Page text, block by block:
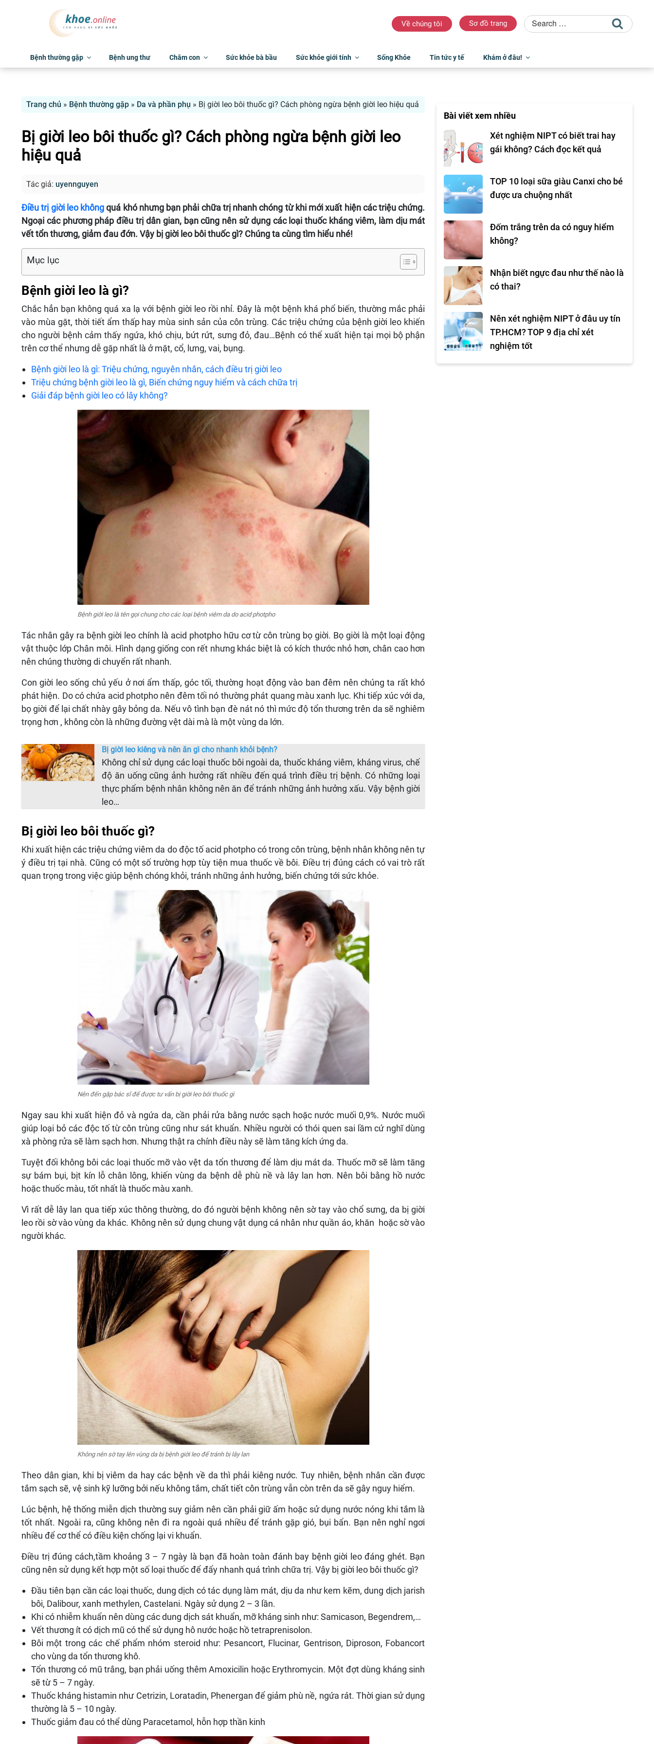
Về chúng tôi Sơ đồ trang
Bệnh thường gặp Bệnh ung thư Chăm con Sức khỏe bà bầu Sức khỏe giới tính Sống Khỏe Tin tức y tế Khám ở đâu!
Trang chủ » Bệnh thường gặp » Da và phần phụ » Bị giời leo bôi thuốc gì? Cách phòng ngừa bệnh giời leo hiệu quả
Bị giời leo bôi thuốc gì? Cách phòng ngừa bệnh giời leo
hiệu quả
Tác giả: uyennguyen
Điều trị giời leo khôngquá khó nhưng bạn phải chữa trị nhanh chóng từ khi mới xuất hiện các triệu chứng.
Ngoại các phương pháp điều trị dân gian, bạn cũng nên sử dụng các loại thuốc kháng viêm, làm dịu mát
vết tổn thương, giảm đau đớn. Vậy bị giời leo bôi thuốc gì? Chúng ta cùng tìm hiểu nhé!
Mục lục
Bệnh giời leo là gì?
Chắc hẳn bạn không quá xa lạ với bệnh giời leo rồi nhỉ. Đây là một bệnh khá phổ biến, thường mắc phải
vào mùa gặt, thời tiết ẩm thấp hay mùa sinh sản của côn trùng. Các triệu chứng của bệnh giời leo khiến
cho người bệnh cảm thấy ngứa, khó chịu, bứt rứt, sưng đỏ, đau…Bệnh có thể xuất hiện tại mọi bộ phận
trên cơ thể nhưng dễ gặp nhất là ở mặt, cổ, lưng, vai, bụng.
Bệnh giời leo là gì: Triệu chứng, nguyên nhân, cách điều trị giời leo
Triệu chứng bệnh giời leo là gì, Biến chứng nguy hiểm và cách chữa trị
Giải đáp bệnh giời leo có lây không?
Bệnh giời leo là tên gọi chung cho các loại bệnh viêm da do acid photpho
Tác nhân gây ra bệnh giời leo chính là acid photpho hữu cơ từ côn trùng bọ giời. Bọ giời là một loại động
vật thuộc lớp Chân môi. Hình dạng giống con rết nhưng khác biệt là có kích thước nhỏ hơn, chân cao hơn
nên chúng thường di chuyển rất nhanh.
Con giời leo sống chủ yếu ở nơi ẩm thấp, góc tối, thường hoạt động vào ban đêm nên chúng ta rất khó
phát hiện. Do có chứa acid photpho nên đêm tối nó thường phát quang màu xanh lục. Khi tiếp xúc với da,
bọ giời để lại chất nhày gây bỏng da. Nếu vô tình bạn đè nát nó thì mức độ tổn thương trên da sẽ nghiêm
trọng hơn , không còn là những đường vệt dài mà là một vùng da lớn.
Bị giời leo kiêng và nên ăn gì cho nhanh khỏi bệnh?
Không chỉ sử dụng các loại thuốc bôi ngoài da, thuốc kháng viêm, kháng virus, chế
độ ăn uống cũng ảnh hưởng rất nhiều đến quá trình điều trị bệnh. Có những loại
thực phẩm bệnh nhân không nên ăn để tránh những ảnh hưởng xấu. Vậy bệnh giời
leo…
Bị giời leo bôi thuốc gì?
Khi xuất hiện các triệu chứng viêm da do độc tố acid photpho có trong côn trùng, bệnh nhân không nên tự
ý điều trị tại nhà. Cũng có một số trường hợp tùy tiện mua thuốc về bôi. Điều trị đúng cách có vai trò rất
quan trọng trong việc giúp bệnh chóng khỏi, tránh những ảnh hưởng, biến chứng tới sức khỏe.
Nên đến gặp bác sĩ để được tư vấn bị giời leo bôi thuốc gì
Ngay sau khi xuất hiện đỏ và ngứa da, cần phải rửa bằng nước sạch hoặc nước muối 0,9%. Nước muối
giúp loại bỏ các độc tố từ côn trùng cũng như sát khuẩn. Nhiều người có thói quen sai lầm cứ nghĩ dùng
xà phòng rửa sẽ làm sạch hơn. Nhưng thật ra chính điều này sẽ làm tăng kích ứng da.
Tuyệt đối không bôi các loại thuốc mỡ vào vệt da tổn thương để làm dịu mát da. Thuốc mỡ sẽ làm tăng
sự bám bụi, bịt kín lỗ chân lông, khiến vùng da bệnh dễ phù nề và lây lan hơn. Nên bôi bằng hồ nước
hoặc thuốc màu, tốt nhất là thuốc màu xanh.
Vì rất dễ lây lan qua tiếp xúc thông thường, do đó người bệnh không nên sờ tay vào chổ sưng, da bị giời
leo rồi sờ vào vùng da khác. Không nên sử dụng chung vật dụng cá nhân như quần áo, khăn hoặc sờ vào
người khác.
Không nên sờ tay lên vùng da bị bệnh giời leo để tránh bị lây lan
Theo dân gian, khi bị viêm da hay các bệnh về da thì phải kiêng nước. Tuy nhiên, bệnh nhân cần được
tắm sạch sẽ, vệ sinh kỹ lưỡng bởi nếu không tắm, chất tiết côn trùng vẫn còn trên da sẽ gây nguy hiểm.
Lúc bệnh, hệ thống miễn dịch thường suy giảm nên cần phải giữ ấm hoặc sử dụng nước nóng khi tắm là
tốt nhất. Ngoài ra, cũng không nên đi ra ngoài quá nhiều để tránh gặp gió, bụi bẩn. Bạn nên nghỉ ngơi
nhiều để cơ thể có điều kiện chống lại vi khuẩn.
Điều trị đúng cách,tầm khoảng 3 – 7 ngày là bạn đã hoàn toàn đánh bay bệnh giời leo đáng ghét. Bạn
cũng nên sử dụng kết hợp một số loại thuốc để đẩy nhanh quá trình chữa trị. Vậy bị giời leo bôi thuốc gì?
Đầu tiên bạn cần các loại thuốc, dung dịch có tác dụng làm mát, dịu da như kem kẽm, dung dịch jarish
bôi, Dalibour, xanh methylen, Castelani. Ngày sử dụng 2 – 3 lần.
Khi có nhiễm khuẩn nên dùng các dung dịch sát khuẩn, mỡ kháng sinh như: Samicason, Begendrem,…
Vết thương ít có dịch mũ có thể sử dụng hô nước hoặc hồ tetraprenisolon.
Bôi một trong các chế phẩm nhóm steroid như: Pesancort, Flucinar, Gentrison, Diproson, Fobancort
cho vùng da tổn thương khô.
Tổn thương có mũ trắng, bạn phải uống thêm Amoxicilin hoặc Erythromycin. Một đợt dùng kháng sinh
sẽ từ 5 – 7 ngày.
Thuốc kháng histamin như Cetrizin, Loratadin, Phenergan để giảm phù nề, ngứa rát. Thời gian sử dụng
thường là 5 – 10 ngày.
Thuốc giảm đau có thể dùng Paracetamol, hỗn hợp thần kinh
Bài viết xem nhiều
Xét nghiệm NIPT có biết trai hay
gái không? Cách đọc kết quả
TOP 10 loại sữa giàu Canxi cho bé
được ưa chuộng nhất
Đốm trắng trên da có nguy hiểm
không?
Nhận biết ngực đau như thế nào là
có thai?
Nên xét nghiệm NIPT ở đâu uy tín
TP.HCM? TOP 9 địa chỉ xét
nghiệm tốt